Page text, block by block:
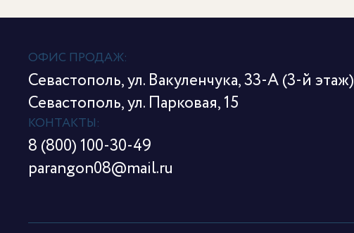
ОФИС ПРОДАЖ:
Севастополь, ул. Вакуленчука, 33-А (3-й этаж)
Севастополь, ул. Парковая, 15
КОНТАКТЫ:
8 (800) 100-30-49
parangon08@mail.ru